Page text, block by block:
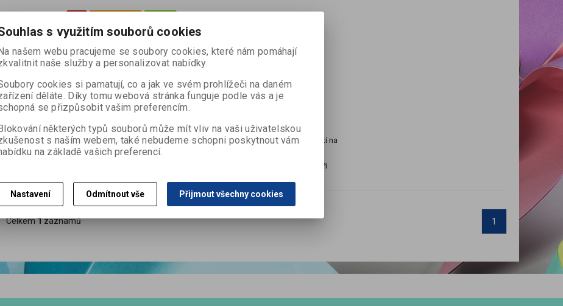
Děrovač fialový 35mm - čtverec
Katalogové číslo: K12055301
Výrobce: Baier & Schneider GmbH & Co. KG
Termín dodání (dny):neznámý
Skladem: Dodací lhůta cca 7 dní ks
EAN:8712926413124
Děrovač fialový - čtverec, velikost motivu 35x35 mm
Ilustrační foto děrovačky s jiným motivem. Ozdobná děrovačka pro použítí na
papír či karton od 80- 200 g/m2. Je určena pro vyražení motivu do papíru,
vysektnutý motiv zůstává v posuvné přihrádce, ten může být také použit při
1záznamů 1
s využitím souborů cookies
našem webu pracujeme se soubory cookies, které nám pomáhají
naše služby a personalizovat nabídky.
cookies si pamatují, co a jak ve svém prohlížeči na daném
děláte. Díky tomu webová stránka funguje podle vás a je
se přizpůsobit vašim preferencím.
některých typů souborů může mít vliv na vaši uživatelskou
s naším webem, také nebudeme schopni poskytnout vám
na základě vašich preferencí.
Nastavení Odmítnout vše Přijmout všechny cookies